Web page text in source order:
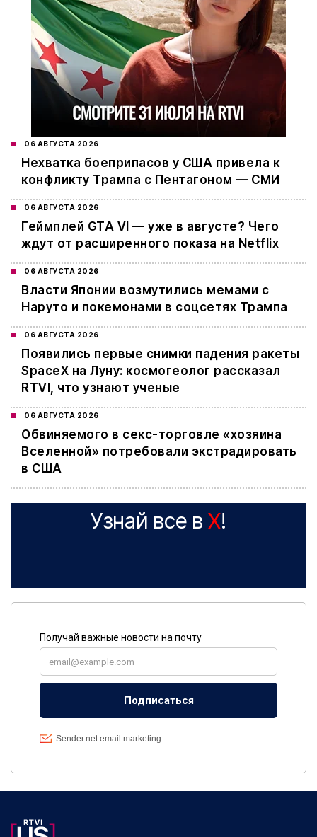
06 АВГУСТА 2026
Нехватка боеприпасов у США привела к
конфликту Трампа с Пентагоном — СМИ
06 АВГУСТА 2026
Геймплей GTA VI — уже в августе? Чего
ждут от расширенного показа на Netflix
06 АВГУСТА 2026
Власти Японии возмутились мемами с
Наруто и покемонами в соцсетях Трампа
06 АВГУСТА 2026
Появились первые снимки падения ракеты
SpaceX на Луну: космогеолог рассказал
RTVI, что узнают ученые
06 АВГУСТА 2026
Обвиняемого в секс-торговле «хозяина
Вселенной» потребовали экстрадировать
в США
Узнай все в X!